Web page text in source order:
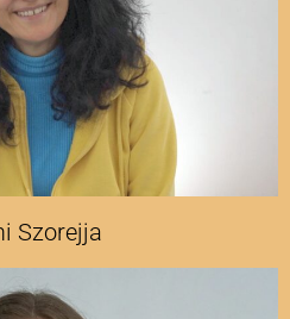
Szorejja